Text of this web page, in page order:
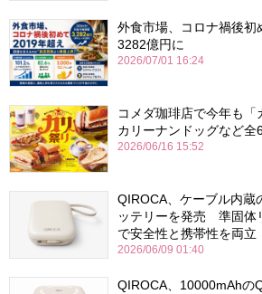
外食市場、コロナ禍後
3282億円に
2026/07/01 16:24
コメダ珈琲店で今年も
カリーナンドッグなど
2026/06/16 15:52
QIROCA、ケーブル内蔵
ッテリーを発売 準固体
で安全性と携帯性を両立
2026/06/09 01:40
QIROCA、10000mAhの